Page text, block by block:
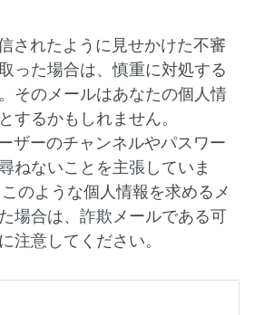
されたように見せかけた不審
った場合は、慎重に対処する
そのメールはあなたの個人情
するかもしれません。
ザーのチャンネルやパスワー
ねないことを主張していま
のような個人情報を求めるメ
場合は、詐欺メールである可
注意してください。